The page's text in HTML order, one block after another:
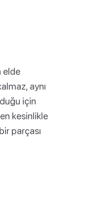
elde
aynı
için
kesinlikle
parçası